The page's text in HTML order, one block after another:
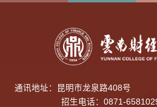
通讯地址：昆明市龙泉路408号
招生电话：0871-